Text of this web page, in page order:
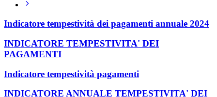
Indicatore tempestività dei pagamenti annuale 2024
INDICATORE TEMPESTIVITA' DEI
PAGAMENTI
Indicatore tempestività pagamenti
INDICATORE ANNUALE TEMPESTIVITA' DEI